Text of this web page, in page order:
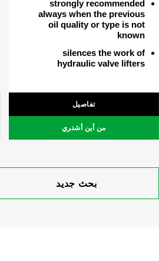
strongly recommended
always when the previous
oil quality or type is not
known
silences the work of
hydraulic valve lifters
تفاصيل
من أين أشتري
بحث جديد